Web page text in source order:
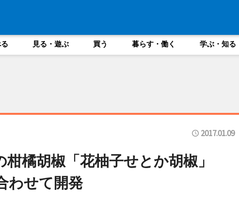
見る・遊ぶ 買う 暮らす・働く 学ぶ・知る
2017.01.09
柑橘胡椒「花柚子せとか胡椒」
わせて開発